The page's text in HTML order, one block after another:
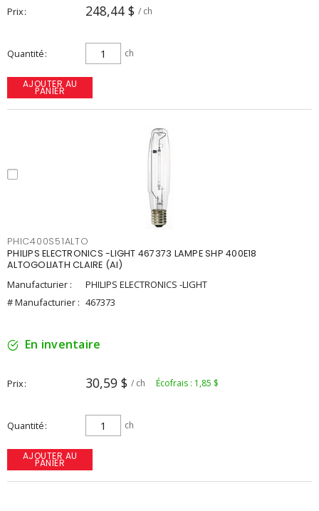
Prix 248,44 $ / ch
Quantité ch
AJOUTER AU
PANIER
PHIC400S51ALTO
PHILIPS ELECTRONICS -LIGHT 467373 LAMPE SHP 400E18
ALTOGOLIATH CLAIRE (AI)
Manufacturier :
PHILIPS ELECTRONICS -LIGHT
# Manufacturier : 467373
En inventaire
Prix 30,59 $ / ch Écofrais : 1,85 $
Quantité ch
AJOUTER AU
PANIER